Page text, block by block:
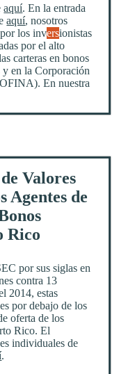
aquí. En la entrada
aquí, nosotros
los inversionistas
por el alto
carteras en bonos
y en la Corporación
En nuestra
Valores
Agentes de
Rico
por sus siglas en
contra 13
2014, estas
por debajo de los
oferta de los
Rico. El
individuales de
.